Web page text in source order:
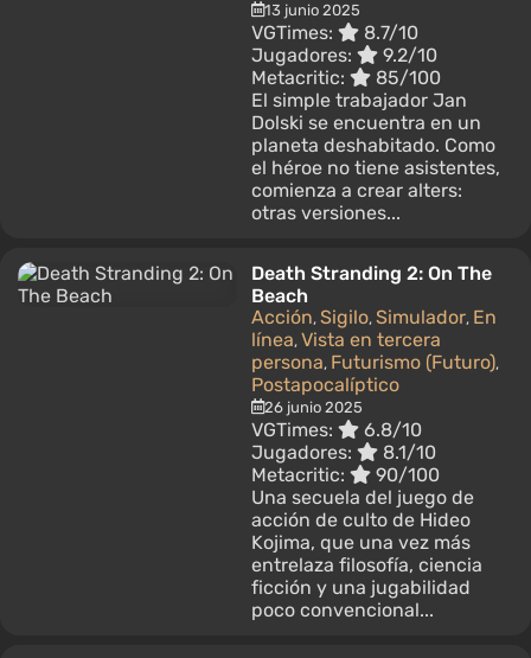
13 junio 2025
VGTimes:
8.7/10
Jugadores:
9.2/10
Metacritic:
85/100
El simple trabajador Jan
Dolski se encuentra en un
planeta deshabitado. Como
el héroe no tiene asistentes,
comienza a crear alters:
otras versiones...
Death Stranding 2: On The
Beach
Acción, Sigilo, Simulador, En
línea, Vista en tercera
persona, Futurismo (Futuro),
Postapocalíptico
26 junio 2025
VGTimes:
6.8/10
Jugadores:
8.1/10
Metacritic:
90/100
Una secuela del juego de
acción de culto de Hideo
Kojima, que una vez más
entrelaza filosofía, ciencia
ficción y una jugabilidad
poco convencional...